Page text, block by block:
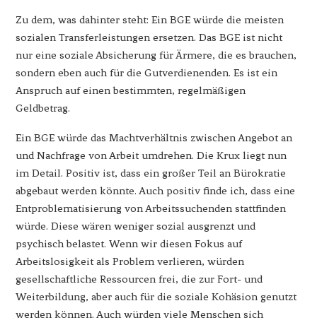
Zu dem, was dahinter steht: Ein BGE würde die meisten
sozialen Transferleistungen ersetzen. Das BGE ist nicht
nur eine soziale Absicherung für Ärmere, die es brauchen,
sondern eben auch für die Gutverdienenden. Es ist ein
Anspruch auf einen bestimmten, regelmäßigen
Geldbetrag.
Ein BGE würde das Machtverhältnis zwischen Angebot an
und Nachfrage von Arbeit umdrehen. Die Krux liegt nun
im Detail. Positiv ist, dass ein großer Teil an Bürokratie
abgebaut werden könnte. Auch positiv finde ich, dass eine
Entproblematisierung von Arbeitssuchenden stattfinden
würde. Diese wären weniger sozial ausgrenzt und
psychisch belastet. Wenn wir diesen Fokus auf
Arbeitslosigkeit als Problem verlieren, würden
gesellschaftliche Ressourcen frei, die zur Fort- und
Weiterbildung, aber auch für die soziale Kohäsion genutzt
werden können. Auch würden viele Menschen sich